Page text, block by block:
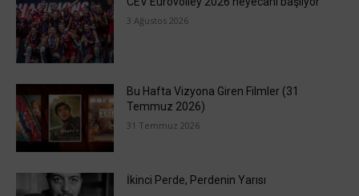
3 Ağustos 2026
Bu Hafta Vizyona Giren Filmler (31
Temmuz 2026)
31 Temmuz 2026
İkinci Perde, Perdenin Yarısı